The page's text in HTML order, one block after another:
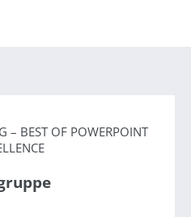
– BEST OF POWERPOINT